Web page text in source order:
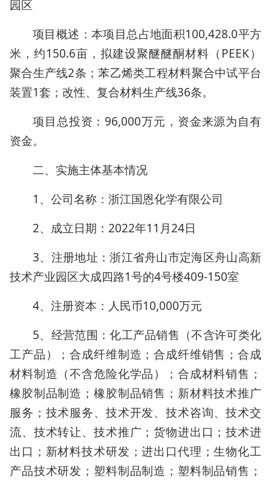
园区
项目概述：本项目总占地面积100,428.0平方
米，约150.6亩，拟建设聚醚醚酮材料（PEEK）
聚合生产线2条；苯乙烯类工程材料聚合中试平台
装置1套；改性、复合材料生产线36条。
项目总投资：96,000万元，资金来源为自有
资金。
二、实施主体基本情况
1、公司名称：浙江国恩化学有限公司
2、成立日期：2022年11月24日
3、注册地址：浙江省舟山市定海区舟山高新
技术产业园区大成四路1号的4号楼409-150室
4、注册资本：人民币10,000万元
5、经营范围：化工产品销售（不含许可类化
工产品）；合成纤维制造；合成纤维销售；合成
材料制造（不含危险化学品）；合成材料销售；
橡胶制品制造；橡胶制品销售；新材料技术推广
服务；技术服务、技术开发、技术咨询、技术交
流、技术转让、技术推广；货物进出口；技术进
出口；新材料技术研发；进出口代理；生物化工
产品技术研发；塑料制品制造；塑料制品销售；